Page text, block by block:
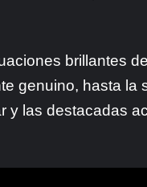
brillantes
genuino, hasta la
y las destacadas